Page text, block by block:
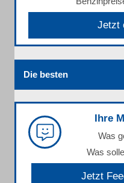
Jetzt
Die besten
Ihre
Was
Was
Jetzt